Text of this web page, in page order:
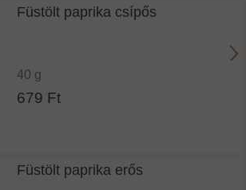
Füstölt paprika csípős
40 g
679 Ft
Füstölt paprika erős